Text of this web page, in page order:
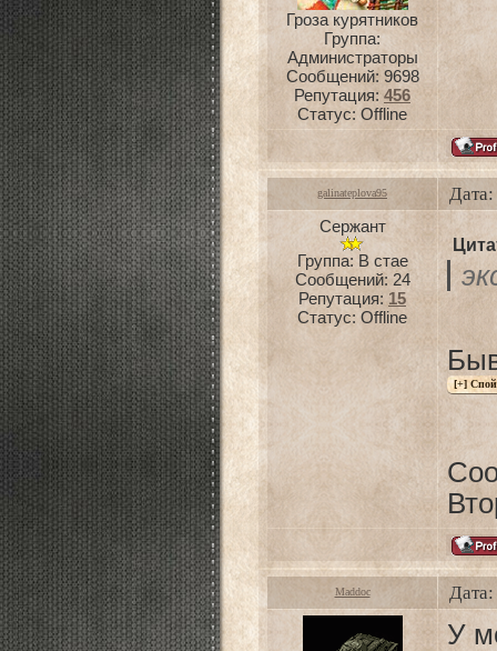
Гроза курятников
Группа:
Администраторы
Сообщений: 9698
Репутация: 456
Статус: Offline
galinateplova95
Сержант
Группа: В стае
Сообщений: 24
Репутация: 15
Статус: Offline
Maddoc
У